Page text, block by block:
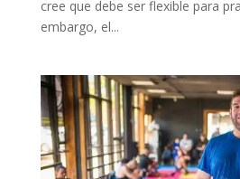
cree que debe ser flexible para
embargo, el...